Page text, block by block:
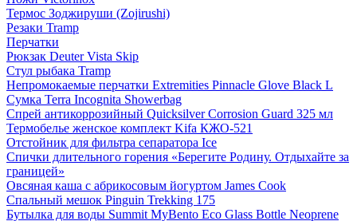
Термос Зоджируши (Zojirushi)
Резаки Tramp
Перчатки
Рюкзак Deuter Vista Skip
Стул рыбака Tramp
Непромокаемые перчатки Extremities Pinnacle Glove Black L
Сумка Terra Incognita Showerbag
Спрей антикоррозийный Quicksilver Corrosion Guard 325 мл
Термобелье женское комплект Kifa КЖО-521
Отстойник для фильтра сепаратора Ice
Спички длительного горения «Берегите Родину. Отдыхайте за
границей»
Овсяная каша с абрикосовым йогуртом James Cook
Спальный мешок Pinguin Trekking 175
Бутылка для воды Summit MyBento Eco Glass Bottle Neoprene